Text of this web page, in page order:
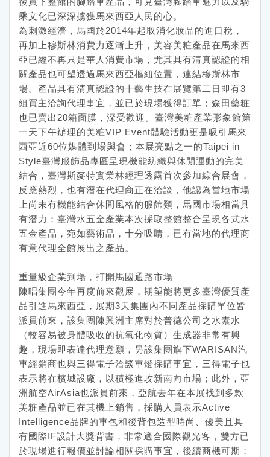
乘文化已深深擄獲馬來西亞人民的心。
為刺激經濟，馬國於2014年起取消化妝品的進口稅，
再加上穆斯林消費力逐漸上升，美容美粧產品在馬來西
亞已經不再只是華人消費市場，尤其具有清真認證的相
關產品也可望透過馬來西亞樞紐位置，連結穆斯林市
場。產品具有清真認證的十藝生技在展覽第二日即有3
組買主洽詢代理事宜，並已於現場獲得訂單；森田藥粧
也已賣出20箱面膜，深受歡迎。臺灣美粧產業形象館第
一天下午辦理的美粧VIP Event體驗活動更是吸引馬來
西亞近60位媒體到場與會；本展亮點之一的Taipei in
Style臺灣服飾品專區呈現機能紡織與休閒運動的完美
結合，臺灣斯麥特實業林經理透露首次參加綜合展會，
反應熱烈，也有潛在代理商正在洽談，他認為當地市場
上尚未有機能結合休閒風格的服飾類，馬國市場相當具
有潛力；臺灣水五金產業本次採取整館整合呈現各式水
五金產品，宛如藝術品，十分吸睛，已有當地的代理商
有意代理全館展出之產品。
重量級企業到場，打開馬國通路市場
陳唱集團今年再度前來觀展，期望能將更多臺灣優質產
品引進馬來西亞，展期3天集團內不同產品採購單位皆
派員前來，該集團陳興洲主席對於普德公司之水素水
（較容易被身體吸收的抗氧化物質）生成器非常有興
趣，現場即表達代理意願，另該集團旗下WARISAN汽
車經銷商也與三得電子洽談車燈採購事宜，三得電子也
表示將在檳城設廠，以積極進攻新南向市場；此外，亞
洲航空AirAsia也派員前來，亞航去年在本展找到多款
美粧產品並已在其機上銷售，採購人員表示Active
Intelligence品牌的車包和後背包造型時尚、優美且具
有國際IF設計大獎背書，非常適合國際觀光客，雙方已
於現場進行報價並討論相關採購事宜，後續商機可期；